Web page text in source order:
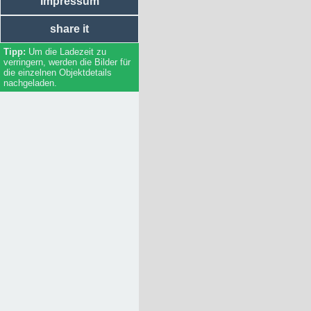
Sportliche Einrichtungen
Soziale Einrichtungen
Einkaufsläden
Handwerker / Dienstleister
Firmen
Bildungseinrichtungen
Essen
Unterkunft
share it
Um die Ladezeit zu
verringern, werden die Bilder für
die einzelnen Objektdetails
nachgeladen.